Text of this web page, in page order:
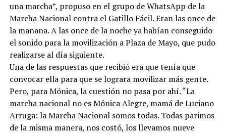
una marcha”, propuso en el grupo de WhatsApp de la
Marcha Nacional contra el Gatillo Fácil. Eran las once de
la mañana. A las once de la noche ya habían conseguido
el sonido para la movilización a Plaza de Mayo, que pudo
realizarse al día siguiente.
Una de las respuestas que recibió era que tenía que
convocar ella para que se lograra movilizar más gente.
Pero, para Mónica, la cuestión no pasa por ahí. “La
marcha nacional no es Mónica Alegre, mamá de Luciano
Arruga: la Marcha Nacional somos todas. Todas parimos
de la misma manera, nos costó, los llevamos nueve